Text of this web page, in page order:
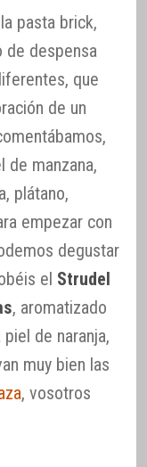
pasta brick,
de despensa
que
de un
de manzana,
plátano,
empezar con
degustar
el Strudel
, aromatizado
de naranja,
muy bien las
, vosotros